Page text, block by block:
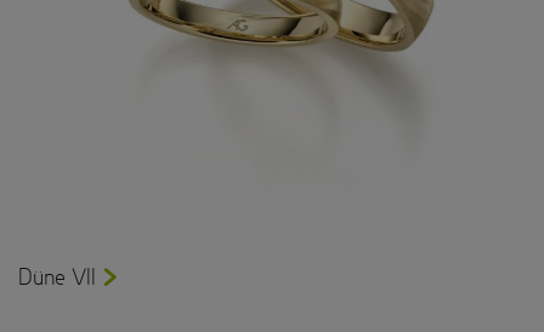
Düne VII